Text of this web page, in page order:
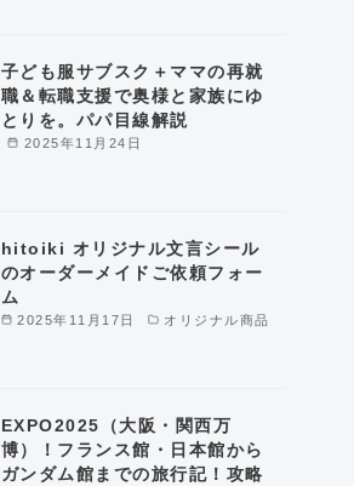
2025年11月24日
子ども服サブスク＋ママの再就
職＆転職支援で奥様と家族にゆ
とりを。パパ目線解説
2025年11月17日 オリジナル商品
hitoiki オリジナル文言シール
のオーダーメイドご依頼フォー
ム
EXPO2025（大阪・関西万
博）！フランス館・日本館から
ガンダム館までの旅行記！攻略